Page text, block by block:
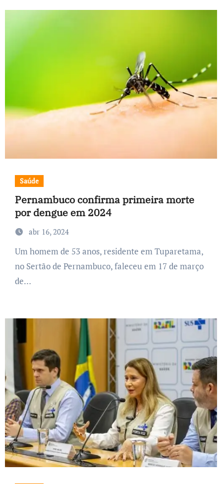
Saúde
Pernambuco confirma primeira morte
por dengue em 2024
abr 16, 2024
Um homem de 53 anos, residente em Tuparetama,
no Sertão de Pernambuco, faleceu em 17 de março
de…